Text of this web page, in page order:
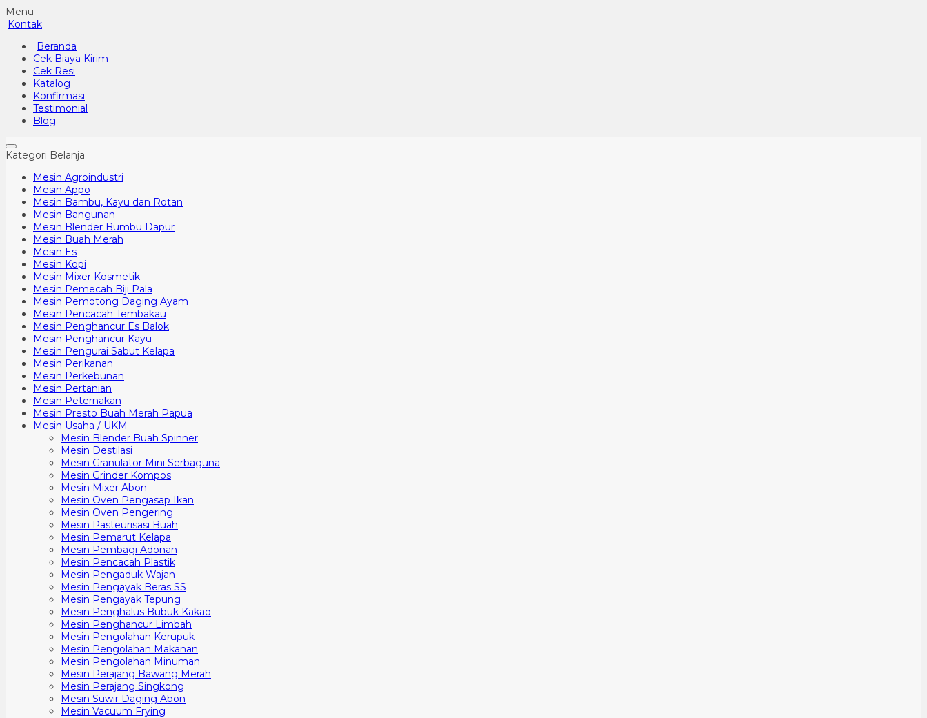
Menu
Kontak
Beranda
Cek Biaya Kirim
Cek Resi
Katalog
Konfirmasi
Testimonial
Blog
Kategori Belanja
Mesin Agroindustri
Mesin Appo
Mesin Bambu, Kayu dan Rotan
Mesin Bangunan
Mesin Blender Bumbu Dapur
Mesin Buah Merah
Mesin Es
Mesin Kopi
Mesin Mixer Kosmetik
Mesin Pemecah Biji Pala
Mesin Pemotong Daging Ayam
Mesin Pencacah Tembakau
Mesin Penghancur Es Balok
Mesin Penghancur Kayu
Mesin Pengurai Sabut Kelapa
Mesin Perikanan
Mesin Perkebunan
Mesin Pertanian
Mesin Peternakan
Mesin Presto Buah Merah Papua
Mesin Usaha / UKM
Mesin Blender Buah Spinner
Mesin Destilasi
Mesin Granulator Mini Serbaguna
Mesin Grinder Kompos
Mesin Mixer Abon
Mesin Oven Pengasap Ikan
Mesin Oven Pengering
Mesin Pasteurisasi Buah
Mesin Pemarut Kelapa
Mesin Pembagi Adonan
Mesin Pencacah Plastik
Mesin Pengaduk Wajan
Mesin Pengayak Beras SS
Mesin Pengayak Tepung
Mesin Penghalus Bubuk Kakao
Mesin Penghancur Limbah
Mesin Pengolahan Kerupuk
Mesin Pengolahan Makanan
Mesin Pengolahan Minuman
Mesin Perajang Bawang Merah
Mesin Perajang Singkong
Mesin Suwir Daging Abon
Mesin Vacuum Frying